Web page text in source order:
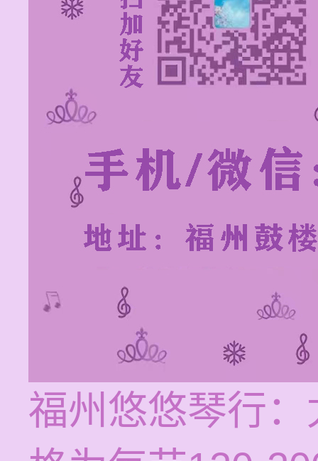
福州悠悠琴行